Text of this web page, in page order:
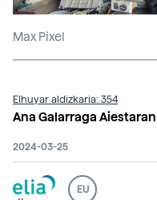
Max Pixel
Elhuyar aldizkaria: 354
Ana Galarraga Aiestaran
2024-03-25
EU